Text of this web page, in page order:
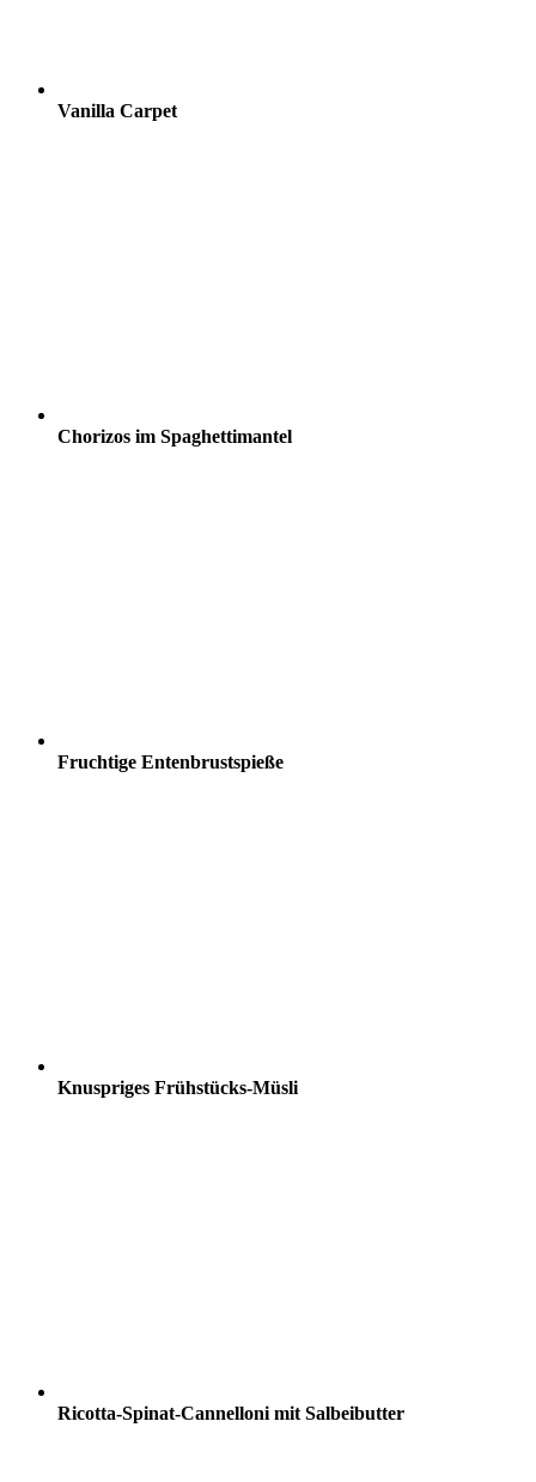
Vanilla Carpet
Chorizos im Spaghettimantel
Fruchtige Entenbrustspieße
Knuspriges Frühstücks-Müsli
Ricotta-Spinat-Cannelloni mit Salbeibutter